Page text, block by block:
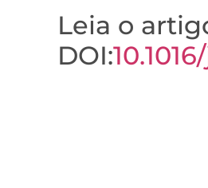
Leia o
DOI: